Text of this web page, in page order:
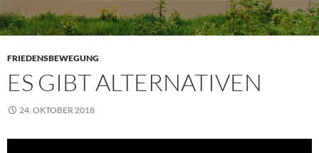
FRIEDENSBEWEGUNG
ES GIBT ALTERNATIVEN
24. OKTOBER 2018